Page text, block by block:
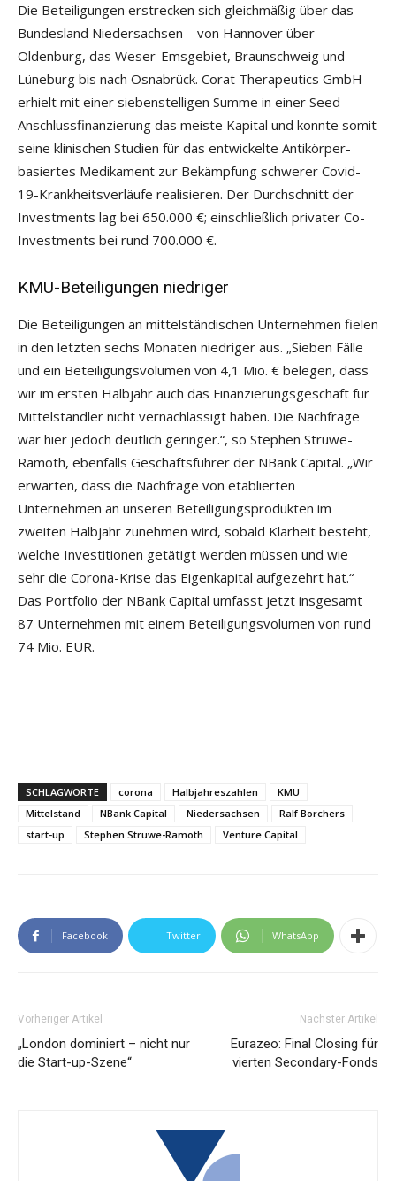
Die Beteiligungen erstrecken sich gleichmäßig über das
Bundesland Niedersachsen – von Hannover über
Oldenburg, das Weser-Emsgebiet, Braunschweig und
Lüneburg bis nach Osnabrück. Corat Therapeutics GmbH
erhielt mit einer siebenstelligen Summe in einer Seed-
Anschlussfinanzierung das meiste Kapital und konnte somit
seine klinischen Studien für das entwickelte Antikörper-
basiertes Medikament zur Bekämpfung schwerer Covid-
19-Krankheitsverläufe realisieren. Der Durchschnitt der
Investments lag bei 650.000 €; einschließlich privater Co-
Investments bei rund 700.000 €.
KMU-Beteiligungen niedriger
Die Beteiligungen an mittelständischen Unternehmen fielen
in den letzten sechs Monaten niedriger aus. „Sieben Fälle
und ein Beteiligungsvolumen von 4,1 Mio. € belegen, dass
wir im ersten Halbjahr auch das Finanzierungsgeschäft für
Mittelständler nicht vernachlässigt haben. Die Nachfrage
war hier jedoch deutlich geringer.“, so Stephen Struwe-
Ramoth, ebenfalls Geschäftsführer der NBank Capital. „Wir
erwarten, dass die Nachfrage von etablierten
Unternehmen an unseren Beteiligungsprodukten im
zweiten Halbjahr zunehmen wird, sobald Klarheit besteht,
welche Investitionen getätigt werden müssen und wie
sehr die Corona-Krise das Eigenkapital aufgezehrt hat.“
Das Portfolio der NBank Capital umfasst jetzt insgesamt
87 Unternehmen mit einem Beteiligungsvolumen von rund
74 Mio. EUR.
SCHLAGWORTE corona Halbjahreszahlen
KMU
Mittelstand
NBank Capital Niedersachsen
Ralf Borchers
start-up
Stephen Struwe-Ramoth Venture Capital
Facebook Twitter WhatsApp
Vorheriger Artikel
„London dominiert – nicht nur
die Start-up-Szene“
Nächster Artikel
Eurazeo: Final Closing für
vierten Secondary-Fonds